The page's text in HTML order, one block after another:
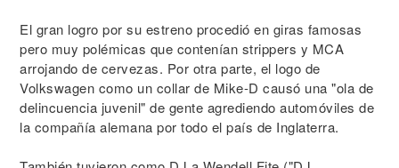
El gran logro por su estreno procedió en giras famosas
pero muy polémicas que contenían strippers y MCA
arrojando de cervezas. Por otra parte, el logo de
Volkswagen como un collar de Mike-D causó una "ola de
delincuencia juvenil" de gente agrediendo automóviles de
la compañía alemana por todo el país de Inglaterra.